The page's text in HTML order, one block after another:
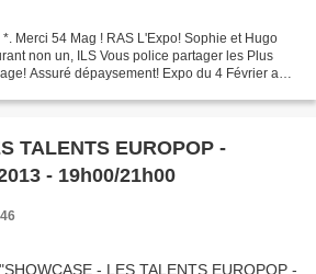
Merci 54 Mag ! RAS L'Expo! Sophie et Hugo
non un, ILS Vous police partager les Plus
Assuré dépaysement! Expo du 4 Février au
TALENTS EUROPOP -
- 19h00/21h00